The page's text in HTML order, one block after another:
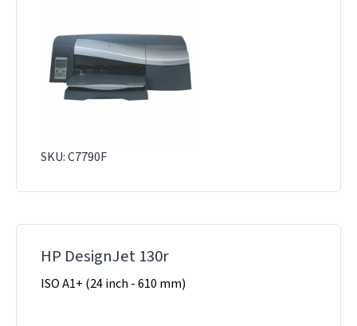
SKU: C7790F
HP DesignJet 130r
ISO A1+ (24 inch - 610 mm)